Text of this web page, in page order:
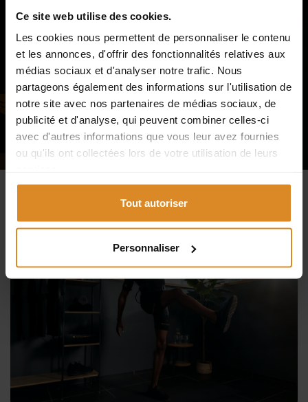
Ce site web utilise des cookies.
Les cookies nous permettent de personnaliser le contenu
et les annonces, d'offrir des fonctionnalités relatives aux
médias sociaux et d'analyser notre trafic. Nous
partageons également des informations sur l'utilisation de
notre site avec nos partenaires de médias sociaux, de
publicité et d'analyse, qui peuvent combiner celles-ci
avec d'autres informations que vous leur avez fournies
ou qu'ils ont collectées lors de votre utilisation de leurs
Tout autoriser
Personnaliser
Atteignez vos objectifs fitness plus rapidement avec un
programme d'entraînement par électrostimulation
musculaire sur mesure, avec votre propre combinaison
EMS ajustée.
ESSAYEZ DÈS MAINTENANT !